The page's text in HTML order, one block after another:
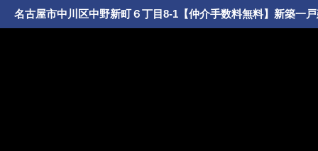
名古屋市中川区中野新町６丁目8-1【仲介手数料無料】新築一